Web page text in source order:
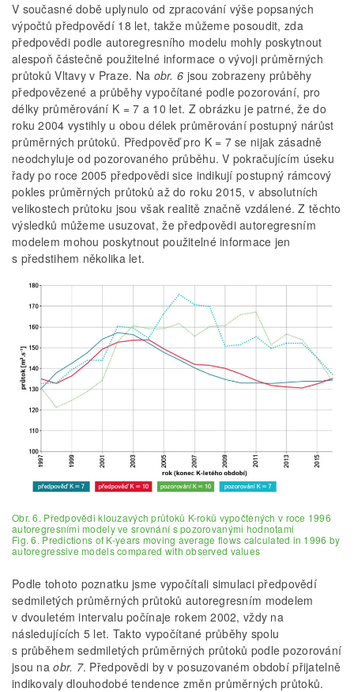
V současné době uplynulo od zpracování výše popsaných
výpočtů předpovědí 18 let, takže můžeme posoudit, zda
předpovědi podle autoregresního modelu mohly poskytnout
alespoň částečně použitelné informace o vývoji průměrných
průtoků Vltavy v Praze. Na obr. 6 jsou zobrazeny průběhy
předpovězené a průběhy vypočítané podle pozorování, pro
délky průměrování K = 7 a 10 let. Z obrázku je patrné, že do
roku 2004 vystihly u obou délek průměrování postupný nárůst
průměrných průtoků. Předpověď pro K = 7 se nijak zásadně
neodchyluje od pozorovaného průběhu. V pokračujícím úseku
řady po roce 2005 předpovědi sice indikují postupný rámcový
pokles průměrných průtoků až do roku 2015, v absolutních
velikostech průtoku jsou však realitě značně vzdálené. Z těchto
výsledků můžeme usuzovat, že předpovědi autoregresním
modelem mohou poskytnout použitelné informace jen
s předstihem několika let.
Obr. 6. Předpovědi klouzavých průtoků K-roků vypočtených v roce 1996
autoregresními modely ve srovnání s pozorovanými hodnotami
Fig. 6. Predictions of K-years moving average flows calculated in 1996 by
autoregressive models compared with observed values
Podle tohoto poznatku jsme vypočítali simulaci předpovědí
sedmiletých průměrných průtoků autoregresním modelem
v dvouletém intervalu počínaje rokem 2002, vždy na
následujících 5 let. Takto vypočítané průběhy spolu
s průběhem sedmiletých průměrných průtoků podle pozorování
jsou naobr. 7. Předpovědi by v posuzovaném období přijatelně
indikovaly dlouhodobé tendence změn průměrných průtoků.